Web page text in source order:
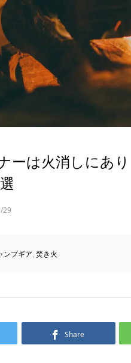
ーは火消しにあ
29
ンプギア, 焚き火
Share